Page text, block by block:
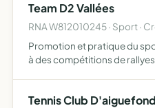
Team D2 Vallées
RNA W812010245 · Sport ·
Promotion et pratique du
à des compétitions de
Tennis Club